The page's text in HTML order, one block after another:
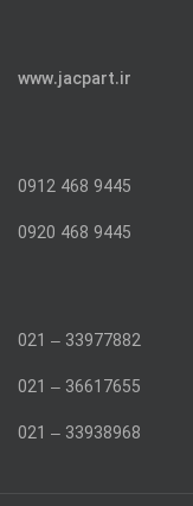
www.jacpart.ir
9445 468 0912
9445 468 0920
33977882 – 021
36617655 – 021
33938968 – 021